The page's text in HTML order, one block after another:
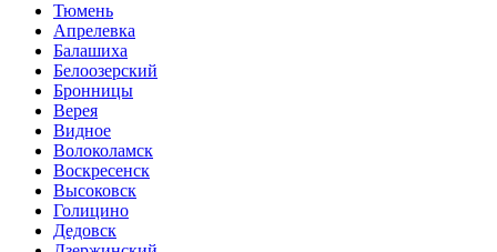
Тюмень
Апрелевка
Балашиха
Белоозерский
Бронницы
Верея
Видное
Волоколамск
Воскресенск
Высоковск
Голицино
Дедовск